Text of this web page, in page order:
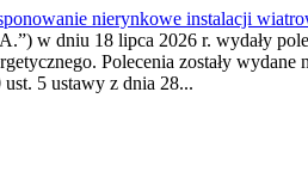
nierynkowe instalacji
w dniu 18 lipca 2026 r. wydały
Polecenia zostały
5 ustawy z dnia 28...